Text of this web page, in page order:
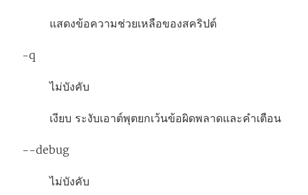
แสดงข้อความช่วยเหลือของสคริปต์
-q
ไม่บังคับ
เงียบ ระงับเอาต์พุตยกเว้นข้อผิดพลาดและคำเตือน
--debug
ไม่บังคับ